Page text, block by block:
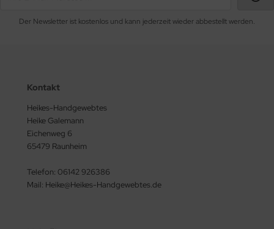
Der Newsletter ist kostenlos und kann jederzeit wieder abbestellt werden.
Kontakt
Heikes-Handgewebtes
Heike Galemann
Eichenweg 6
65479 Raunheim
Telefon: 06142 926386
Mail: Heike@Heikes-Handgewebtes.de